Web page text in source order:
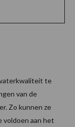
te
van de
Zo kunnen ze
voldoen aan het